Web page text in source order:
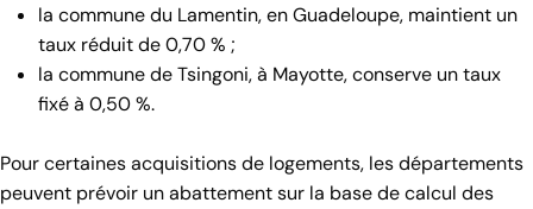
la commune du Lamentin, en Guadeloupe, maintient un
taux réduit de 0,70 % ;
la commune de Tsingoni, à Mayotte, conserve un taux
fixé à 0,50 %.
Pour certaines acquisitions de logements, les départements
peuvent prévoir un abattement sur la base de calcul des